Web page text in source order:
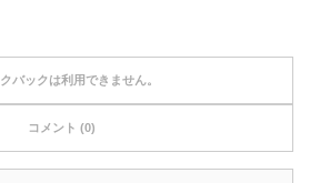
バックは利用できません。
コメント (0)